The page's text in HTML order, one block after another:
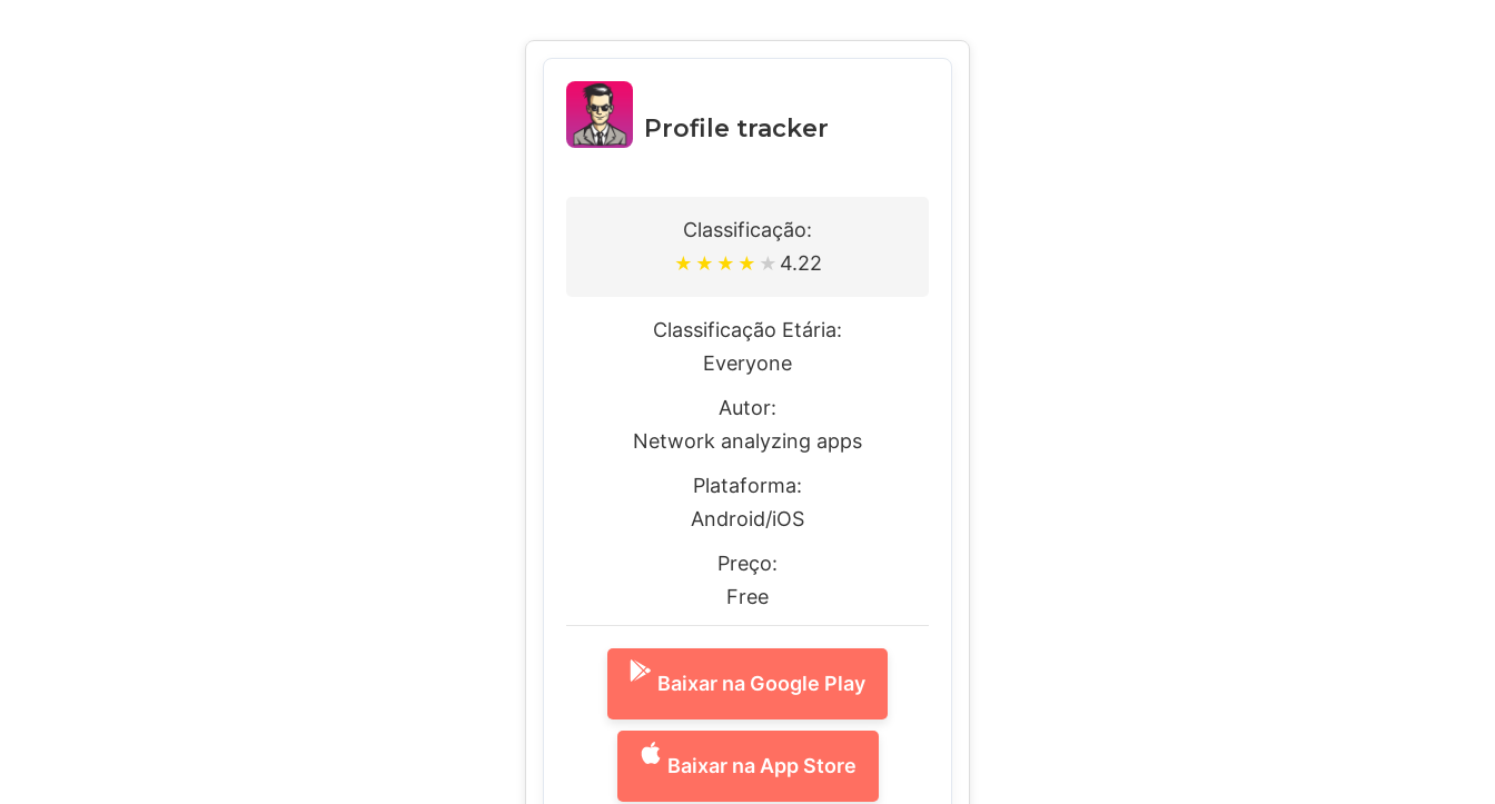
Profile tracker
Classificação:
★ ★ ★ ★ ★ 4.22
Classificação Etária:
Everyone
Autor:
Network analyzing apps
Plataforma:
Android/iOS
Preço:
Free
Baixar na Google Play
Baixar na App Store